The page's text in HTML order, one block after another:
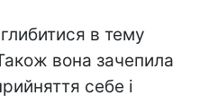
в тему
вона зачепила
себе і